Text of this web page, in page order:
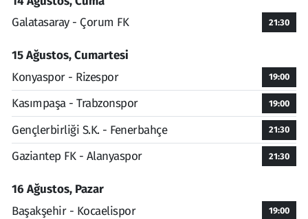
Galatasaray - Çorum FK
21:30
15 Ağustos, Cumartesi
Konyaspor - Rizespor
19:00
Kasımpaşa - Trabzonspor 19:00
Gençlerbirliği S.K. - Fenerbahçe 21:30
Gaziantep FK - Alanyaspor 21:30
16 Ağustos, Pazar
Başakşehir - Kocaelispor
19:00